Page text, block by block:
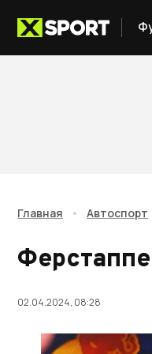
Главная • Автоспорт
02.04.2024, 08:28